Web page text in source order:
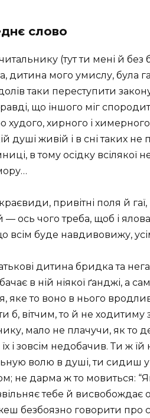
слово
(тут ти мені й
дитина мого умислу, була
таки переступити
що іншого міг
худого, хирного і
душі живій і в сні таких
в тому осідку всілякої
привітні поля й гаї,
ось чого треба, щоб і
всім буде навдивовижу,
дитина бридка та
в ній ніякої ґанджі, а
яке то воно в нього
б, вітчим, то й не
мало не плачучи, як то
і зовсім недобачив. Ти ж
волю в душі, ти сидиш
не дарма ж то мовиться:
тебе й висвобождає
безбоязно говорити про